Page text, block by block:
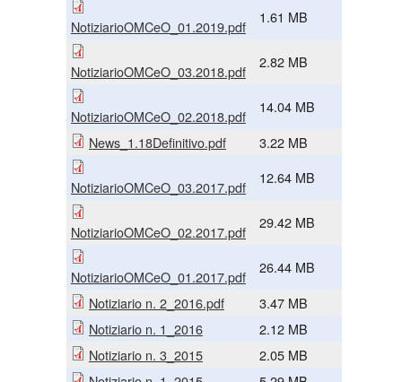
NotiziarioOMCeO_01.2019.pdf
1.61 MB
NotiziarioOMCeO_03.2018.pdf
2.82 MB
NotiziarioOMCeO_02.2018.pdf
14.04 MB
News_1.18Definitivo.pdf
3.22 MB
NotiziarioOMCeO_03.2017.pdf
12.64 MB
NotiziarioOMCeO_02.2017.pdf
29.42 MB
NotiziarioOMCeO_01.2017.pdf
26.44 MB
Notiziario n. 2_2016.pdf
3.47 MB
Notiziario n. 1_2016
2.12 MB
Notiziario n. 3_2015
2.05 MB